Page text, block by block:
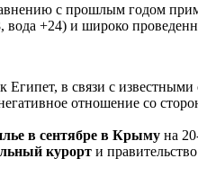
с прошлым годом
вода +24) и широко
в связи с
отношение со
в сентябре в Крыму на
курорт и